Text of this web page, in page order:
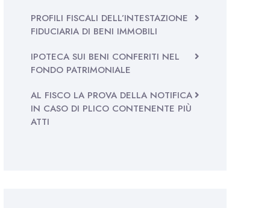
PROFILI FISCALI DELL’INTESTAZIONE
FIDUCIARIA DI BENI IMMOBILI
IPOTECA SUI BENI CONFERITI NEL
FONDO PATRIMONIALE
AL FISCO LA PROVA DELLA NOTIFICA
IN CASO DI PLICO CONTENENTE PIÙ
ATTI